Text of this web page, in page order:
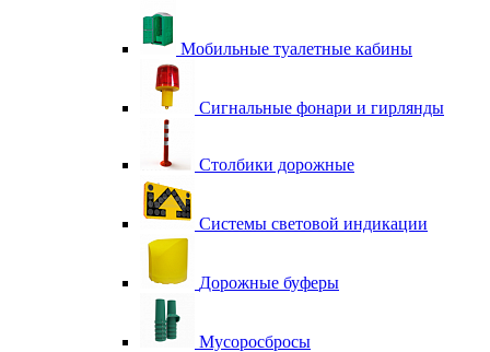
Мобильные туалетные кабины
Сигнальные фонари и гирлянды
Столбики дорожные
Системы световой индикации
Дорожные буферы
Мусоросбросы